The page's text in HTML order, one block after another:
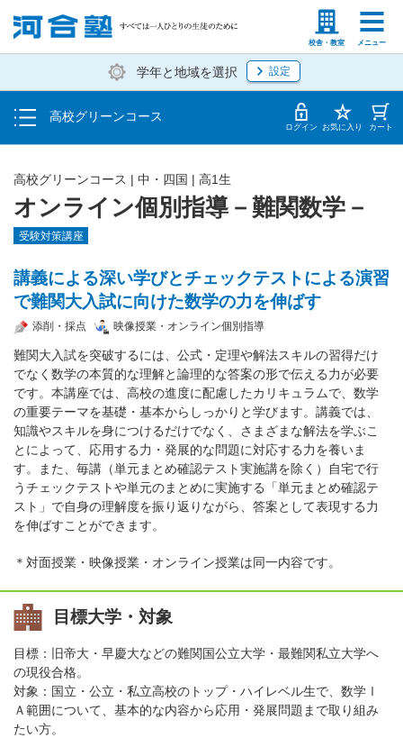
校舎・教室 メニュー
塾生の方 高等学校の先生
学年と地域を選択 設定
高校グリーンコース
学費の仕組み・支払方法
受講開始までの流れ
校舎・教室一覧 ログイン お気に入り カート
高校グリーンコース | 中・四国 | 高1生
オンライン個別指導－難関数学－
受験対策講座
講義による深い学びとチェックテストによる演習
で難関大入試に向けた数学の力を伸ばす
添削・採点 映像授業・オンライン個別指導
難関大入試を突破するには、公式・定理や解法スキルの習得だけ
でなく数学の本質的な理解と論理的な答案の形で伝える力が必要
です。本講座では、高校の進度に配慮したカリキュラムで、数学
の重要テーマを基礎・基本からしっかりと学びます。講義では、
知識やスキルを身につけるだけでなく、さまざまな解法を学ぶこ
とによって、応用する力・発展的な問題に対応する力を養いま
す。また、毎講（単元まとめ確認テスト実施講を除く）自宅で行
うチェックテストや単元のまとめに実施する「単元まとめ確認テ
スト」で自身の理解度を振り返りながら、答案として表現する力
を伸ばすことができます。
＊対面授業・映像授業・オンライン授業は同一内容です。
目標大学・対象
目標：旧帝大・早慶大などの難関国公立大学・最難関私立大学へ
の現役合格。
対象：国立・公立・私立高校のトップ・ハイレベル生で、数学Ⅰ
Ａ範囲について、基本的な内容から応用・発展問題まで取り組み
たい方。